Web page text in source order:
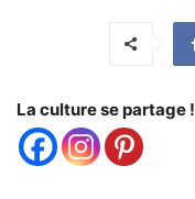
La culture se partage !